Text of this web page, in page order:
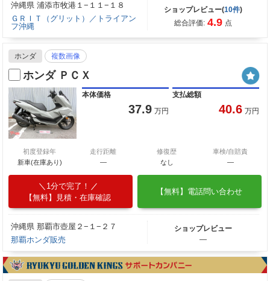
沖縄県 浦添市牧港１−１１−１８
ＧＲＩＴ（グリット）／トライアン
フ沖縄
ショップレビュー(10件)
総合評価: 4.9 点
ホンダ 複数画像
ホンダ ＰＣＸ
本体価格
37.9 万円
支払総額
40.6 万円
初度登録年
新車(在庫あり)
走行距離
―
修復歴
なし
車検/自賠責
―
1分で完了！
【無料】見積・在庫確認
【無料】電話問い合わせ
沖縄県 那覇市壺屋２−１−２７
那覇ホンダ販売
ショップレビュー
―